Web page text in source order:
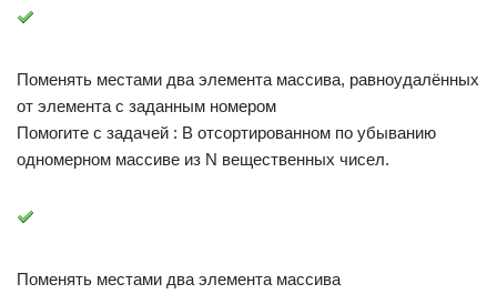
Поменять местами два элемента массива, равноудалённых
от элемента с заданным номером
Помогите с задачей : В отсортированном по убыванию
одномерном массиве из N вещественных чисел.
Поменять местами два элемента массива